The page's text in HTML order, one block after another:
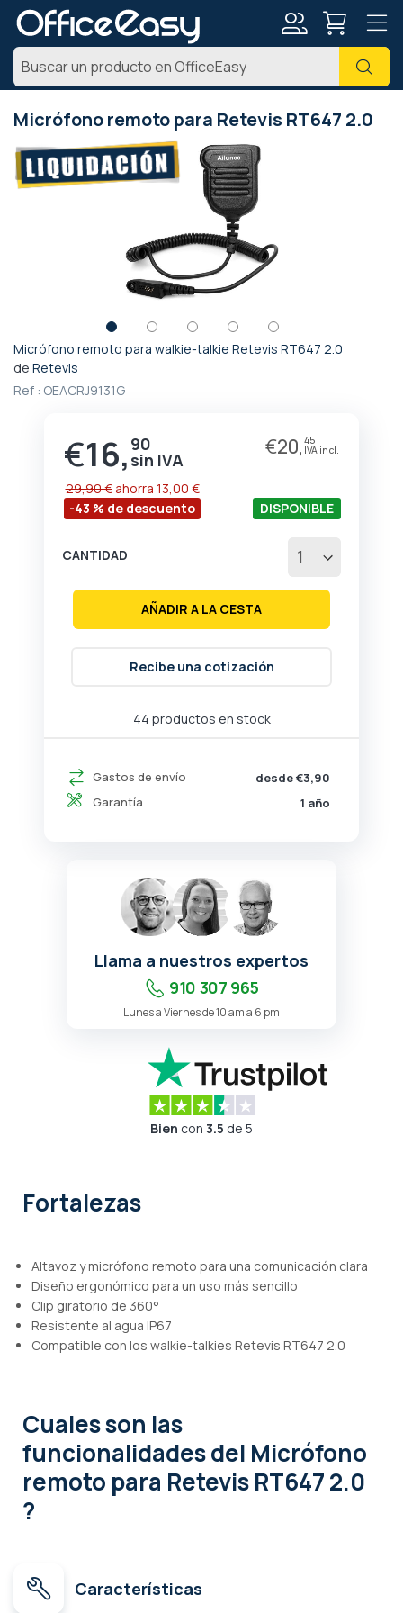
Micrófono remoto para Retevis RT647 2.0
Micrófono remoto para walkie-talkie Retevis RT647 2.0
de Retevis
Ref : OEACRJ9131G
Precio
especial
€16, 90 €20, 45
-43 % de descuento
29,90 €ahorra 13,00 €
44 productos en stock
DISPONIBLE
Gastos de envío
desde €3,90
Garantía
1 año
CANTIDAD
AÑADIR A LA CESTA
Recibe una cotización
al
final
de
Saltar
al
comienzo
imágenes
Llama a nuestros expertos
910 307 965
Lunes a Viernes de 10 am a 6 pm
Bien con 3.5 de 5
Fortalezas
Altavoz y micrófono remoto para una comunicación clara
Diseño ergonómico para un uso más sencillo
Clip giratorio de 360°
Resistente al agua IP67
Compatible con los walkie-talkies Retevis RT647 2.0
Cuales son las
funcionalidadesdel Micrófono
remoto para Retevis RT647 2.0
?
Características